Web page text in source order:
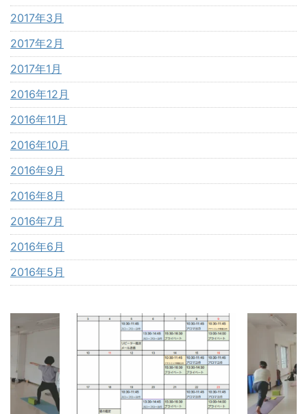
2017年3月
2017年2月
2017年1月
2016年12月
2016年11月
2016年10月
2016年9月
2016年8月
2016年7月
2016年6月
2016年5月